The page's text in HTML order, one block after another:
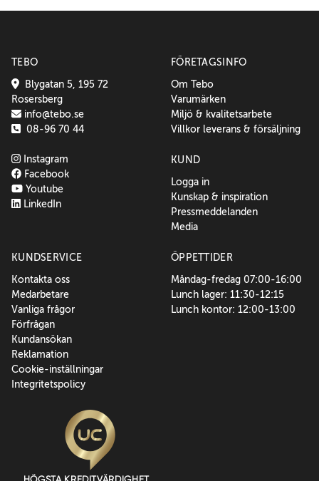
TEBO
Blygatan 5, 195 72
Rosersberg
info@tebo.se
08-96 70 44
Instagram
Facebook
Youtube
LinkedIn
FÖRETAGSINFO
Om Tebo
Varumärken
Miljö & kvalitetsarbete
Villkor leverans & försäljning
KUND
Logga in
Kunskap & inspiration
Pressmeddelanden
Media
KUNDSERVICE
Kontakta oss
Medarbetare
Vanliga frågor
Förfrågan
Kundansökan
Reklamation
Cookie-inställningar
Integritetspolicy
ÖPPETTIDER
Måndag-fredag 07:00-16:00
Lunch lager: 11:30-12:15
Lunch kontor: 12:00-13:00